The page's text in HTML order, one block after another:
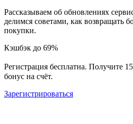
Рассказываем об обновлениях
делимся советами, как возвращать
покупки.
Кэшбэк до 69%
Регистрация бесплатна. Получите
бонус на счёт.
Зарегистрироваться